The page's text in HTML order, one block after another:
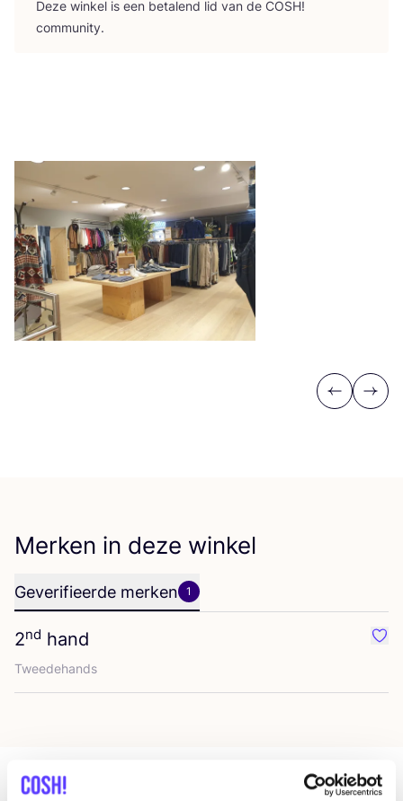
Deze win­kel is een beta­lend lid van de COSH!
community.
Previous
Next
Merken in deze winkel
Geverifieerde merken 1
2nd hand
Twee­de­hands